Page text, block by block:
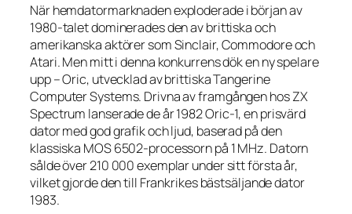
När hemdatormarknaden exploderade i början av
1980-talet dominerades den av brittiska och
amerikanska aktörer som Sinclair, Commodore och
Atari. Men mitt i denna konkurrens dök en ny spelare
upp – Oric, utvecklad av brittiska Tangerine
Computer Systems. Drivna av framgången hos ZX
Spectrum lanserade de år 1982 Oric-1, en prisvärd
dator med god grafik och ljud, baserad på den
klassiska MOS 6502-processorn på 1 MHz. Datorn
sålde över 210 000 exemplar under sitt första år,
vilket gjorde den till Frankrikes bästsäljande dator
1983.